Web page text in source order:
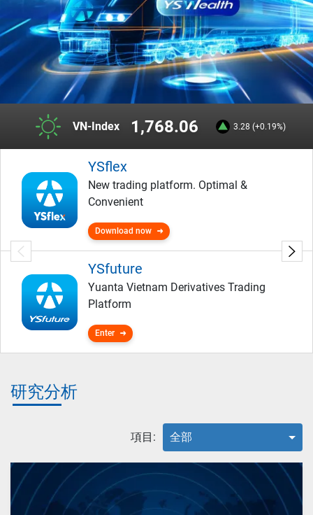
VN-Index 1,768.06 3.28 (+0.19%)
YSflex
New trading platform. Optimal &
Convenient
Download now
YSfuture
Yuanta Vietnam Derivatives Trading
Platform
Enter
研究分析
項目: 全部